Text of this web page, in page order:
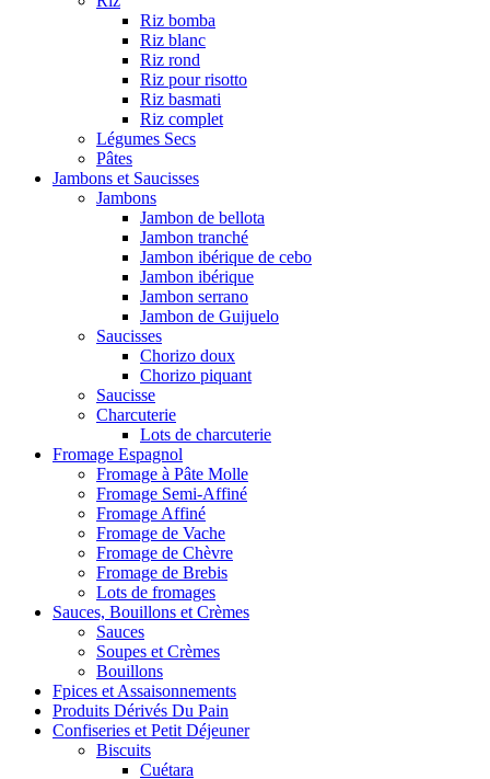
Riz bomba
Riz blanc
Riz rond
Riz pour risotto
Riz basmati
Riz complet
Légumes Secs
Pâtes
Jambons et Saucisses
Jambons
Jambon de bellota
Jambon tranché
Jambon ibérique de cebo
Jambon ibérique
Jambon serrano
Jambon de Guijuelo
Saucisses
Chorizo doux
Chorizo piquant
Saucisse
Charcuterie
Lots de charcuterie
Fromage Espagnol
Fromage à Pâte Molle
Fromage Semi-Affiné
Fromage Affiné
Fromage de Vache
Fromage de Chèvre
Fromage de Brebis
Lots de fromages
Sauces, Bouillons et Crèmes
Sauces
Soupes et Crèmes
Bouillons
Fpices et Assaisonnements
Produits Dérivés Du Pain
Confiseries et Petit Déjeuner
Biscuits
Cuétara